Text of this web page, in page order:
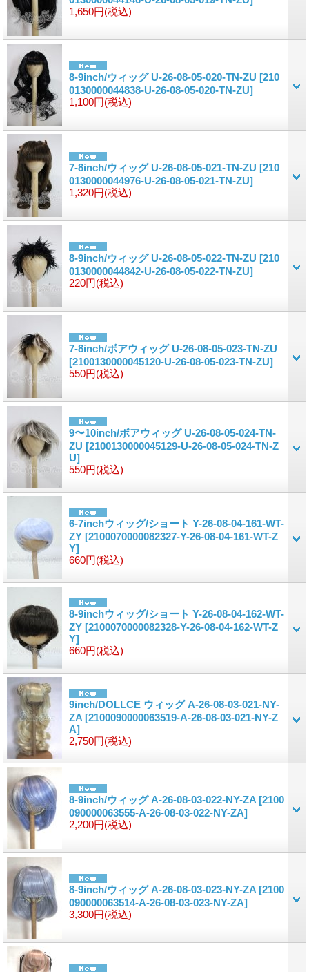
1,650円(税込)
8-9inch/ウィッグ U-26-08-05-020-TN-ZU [210
0130000044838-U-26-08-05-020-TN-ZU]
1,100円(税込)
7-8inch/ウィッグ U-26-08-05-021-TN-ZU [210
0130000044976-U-26-08-05-021-TN-ZU]
1,320円(税込)
8-9inch/ウィッグ U-26-08-05-022-TN-ZU [210
0130000044842-U-26-08-05-022-TN-ZU]
220円(税込)
7-8inch/ボアウィッグ U-26-08-05-023-TN-ZU
[2100130000045120-U-26-08-05-023-TN-ZU]
550円(税込)
9〜10inch/ボアウィッグ U-26-08-05-024-TN-
ZU [2100130000045129-U-26-08-05-024-TN-Z
U]
550円(税込)
6-7inchウィッグ/ショート Y-26-08-04-161-WT-
ZY [2100070000082327-Y-26-08-04-161-WT-Z
Y]
660円(税込)
8-9inchウィッグ/ショート Y-26-08-04-162-WT-
ZY [2100070000082328-Y-26-08-04-162-WT-Z
Y]
660円(税込)
9inch/DOLLCE ウィッグ A-26-08-03-021-NY-
ZA [2100090000063519-A-26-08-03-021-NY-Z
A]
2,750円(税込)
8-9inch/ウィッグ A-26-08-03-022-NY-ZA [2100
090000063555-A-26-08-03-022-NY-ZA]
2,200円(税込)
8-9inch/ウィッグ A-26-08-03-023-NY-ZA [2100
090000063514-A-26-08-03-023-NY-ZA]
3,300円(税込)